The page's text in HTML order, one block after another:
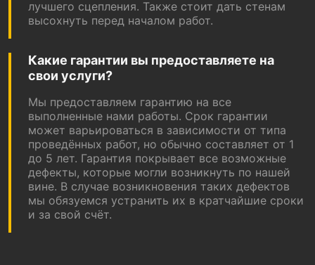
лучшего сцепления. Также стоит дать стенам
высохнуть перед началом работ.
Какие гарантии вы предоставляете на
свои услуги?
Мы предоставляем гарантию на все
выполненные нами работы. Срок гарантии
может варьироваться в зависимости от типа
проведённых работ, но обычно составляет от 1
до 5 лет. Гарантия покрывает все возможные
дефекты, которые могли возникнуть по нашей
вине. В случае возникновения таких дефектов
мы обязуемся устранить их в кратчайшие сроки
и за свой счёт.